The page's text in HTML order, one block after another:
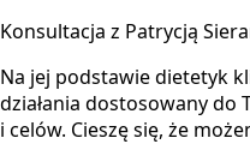
Konsultacja z Patrycją
Na jej podstawie dietetyk
działania dostosowany
i celów. Cieszę się, że